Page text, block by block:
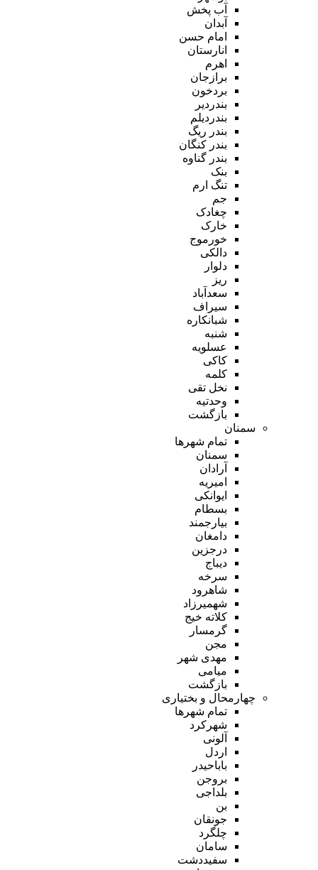
آب پخش
آبدان
امام حسن
انارستان
اهرم
برازجان
بردخون
بندردیر
بندردیلم
بندر ریگ
بندر کنگان
بندر گناوه
بنک
تنگ ارم
جم
چغادک
خارک
خورموج
دالکی
دلوار
ریز
سعدآباد
سیراف
شبانکاره
شنبه
عسلویه
کاکی
کلمه
نخل تقی
وحدتیه
بازگشت
سمنان
تمام شهر‌ها
سمنان
آرادان
امیریه
ایوانکی
بسطام
بیارجمند
دامغان
درجزین
دیباج
سرخه
شاهرود
شهمیرزاد
کلاته خیج
گرمسار
مجن
مهدی شهر
میامی
بازگشت
چهارمحال و بختیاری
تمام شهر‌ها
شهرکرد
آلونی
اردل
باباحیدر
بروجن
بلداجی
بن
جونقان
چلگرد
سامان
سفیددشت